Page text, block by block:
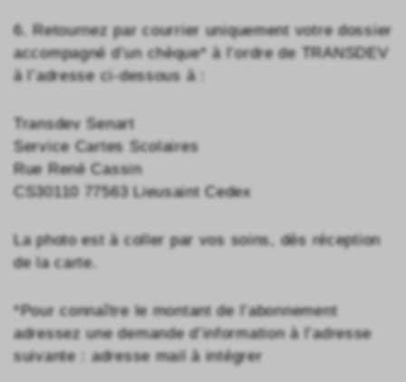
6. Retournez par courrier uniquement votre dossier
accompagné d’un chèque* à l’ordre de TRANSDEV
à l’adresse ci-dessous à : ​
Transdev Senart
Service Cartes Scolaires
Rue René Cassin
CS30110 77563 Lieusaint Cedex
La photo est à coller par vos soins, dès réception
de la carte.​
*Pour connaître le montant de l’abonnement
adressez une demande d’information à l’adresse
suivante : adresse mail à intégrer ​